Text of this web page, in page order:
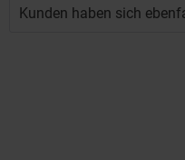
Kunden haben sich